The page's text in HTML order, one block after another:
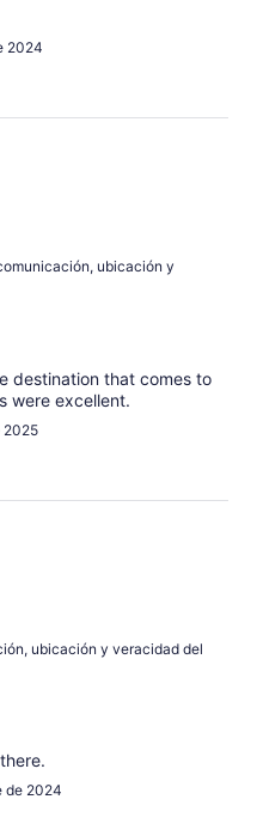
2024
ubicación y
destination that comes to
were excellent.
2025
ubicación y veracidad del
de 2024